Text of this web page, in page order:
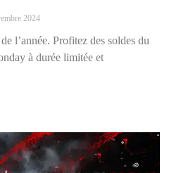
2024
l’année. Profitez des soldes du
à durée limitée et